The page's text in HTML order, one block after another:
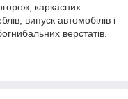
каркасних
випуск автомобілів і
верстатів.